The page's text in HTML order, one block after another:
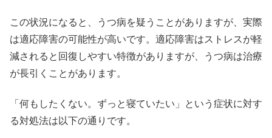
この状況になると、うつ病を疑うことがありますが、実際
は適応障害の可能性が高いです。適応障害はストレスが軽
減されると回復しやすい特徴がありますが、うつ病は治療
が長引くことがあります。
「何もしたくない。ずっと寝ていたい」という症状に対す
る対処法は以下の通りです。